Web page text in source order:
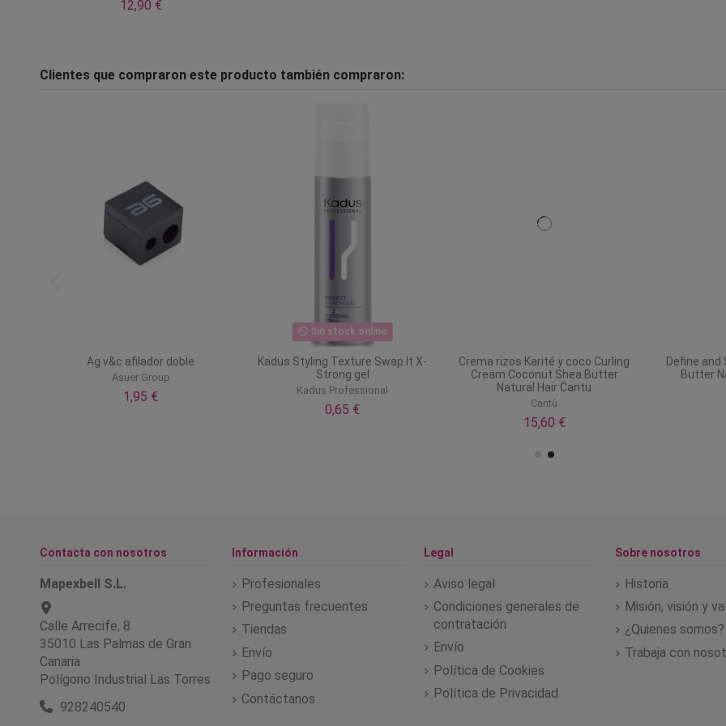
12,90 €
Clientes que compraron este producto también compraron:
Ag v&c afilador doble
Asuer Group
1,95 €
Sin stock online
Kadus Styling Texture Swap It X-
Strong gel
Kadus Professional
0,65 €
Crema rizos Karité y coco Curling
Cream Coconut Shea Butter
Natural Hair Cantu
Cantú
15,60 €
Define and
Butter
Contacta con nosotros
Mapexbell S.L.
Calle Arrecife, 8
35010 Las Palmas de Gran
Canaria
Polígono Industrial Las Torres
928240540
Información
Profesionales
Preguntas frecuentes
Tiendas
Envío
Pago seguro
Contáctanos
Legal
Aviso legal
Condiciones generales de
contratación
Envío
Política de Cookies
Política de Privacidad
Sobre nosotros
Historia
Misión, visión y
¿Quienes somos?
Trabaja con